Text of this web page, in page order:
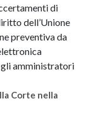
di
dell’Unione
preventiva da
amministratori
Corte nella